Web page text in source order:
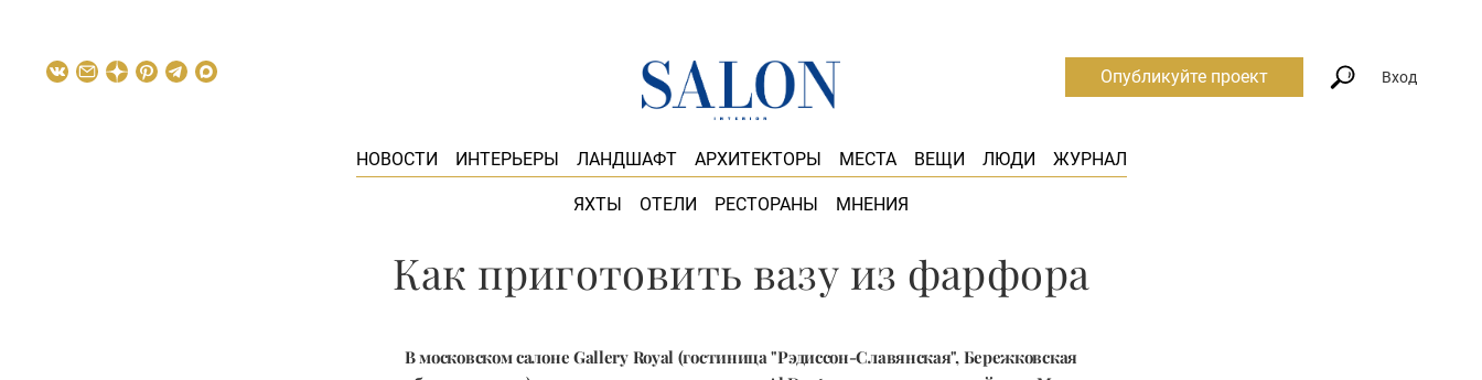
НОВОСТИ ИНТЕРЬЕРЫ ЛАНДШАФТ АРХИТЕКТОРЫ МЕСТА ВЕЩИ ЛЮДИ ЖУРНАЛ
ЯХТЫ ОТЕЛИ РЕСТОРАНЫ МНЕНИЯ
Опубликуйте проект Вход
Как приготовить вазу из фарфора
В московском салоне Gallery Royal (гостиница "Рэдиссон-Славянская", Бережковская